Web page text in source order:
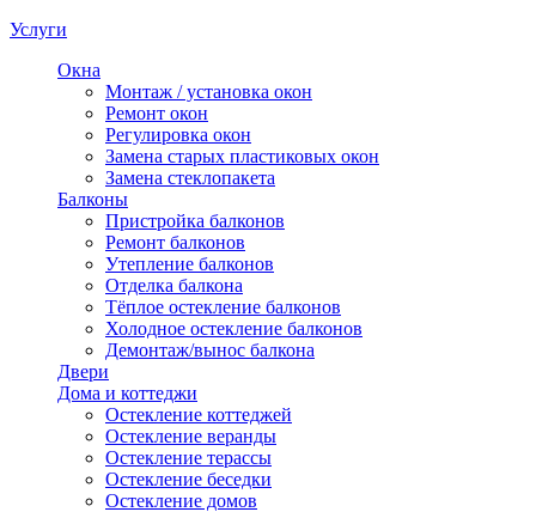
Услуги
Окна
Монтаж / установка окон
Ремонт окон
Регулировка окон
Замена старых пластиковых окон
Замена стеклопакета
Балконы
Пристройка балконов
Ремонт балконов
Утепление балконов
Отделка балкона
Тёплое остекление балконов
Холодное остекление балконов
Демонтаж/вынос балкона
Двери
Дома и коттеджи
Остекление коттеджей
Остекление веранды
Остекление терассы
Остекление беседки
Остекление домов